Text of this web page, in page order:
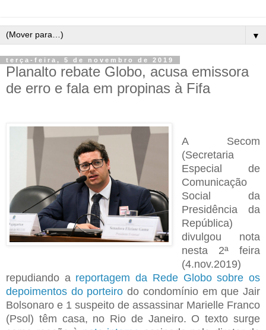
▼
terça-feira, 5 de novembro de 2019
Planalto rebate Globo, acusa emissora
de erro e fala em propinas à Fifa
A Secom
(Secretaria
Especial de
Comunicação
Social da
Presidência da
República)
divulgou nota
nesta 2ª feira
(4.nov.2019)
repudiando a reportagem da Rede Globo sobre os
depoimentos do porteiro do condomínio em que Jair
Bolsonaro e 1 suspeito de assassinar Marielle Franco
(Psol) têm casa, no Rio de Janeiro. O texto surge